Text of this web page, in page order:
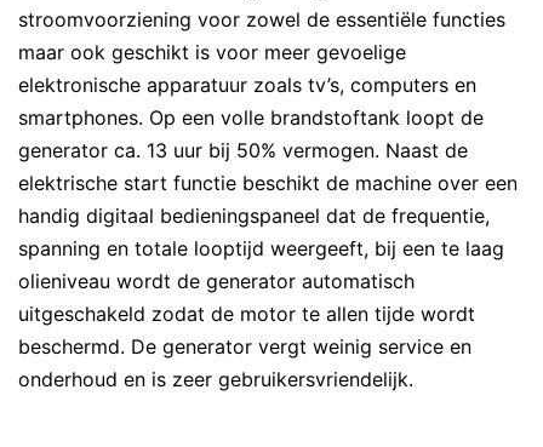
stroomvoorziening voor zowel de essentiële functies
maar ook geschikt is voor meer gevoelige
elektronische apparatuur zoals tv’s, computers en
smartphones. Op een volle brandstoftank loopt de
generator ca. 13 uur bij 50% vermogen. Naast de
elektrische start functie beschikt de machine over een
handig digitaal bedieningspaneel dat de frequentie,
spanning en totale looptijd weergeeft, bij een te laag
olieniveau wordt de generator automatisch
uitgeschakeld zodat de motor te allen tijde wordt
beschermd. De generator vergt weinig service en
onderhoud en is zeer gebruikersvriendelijk.